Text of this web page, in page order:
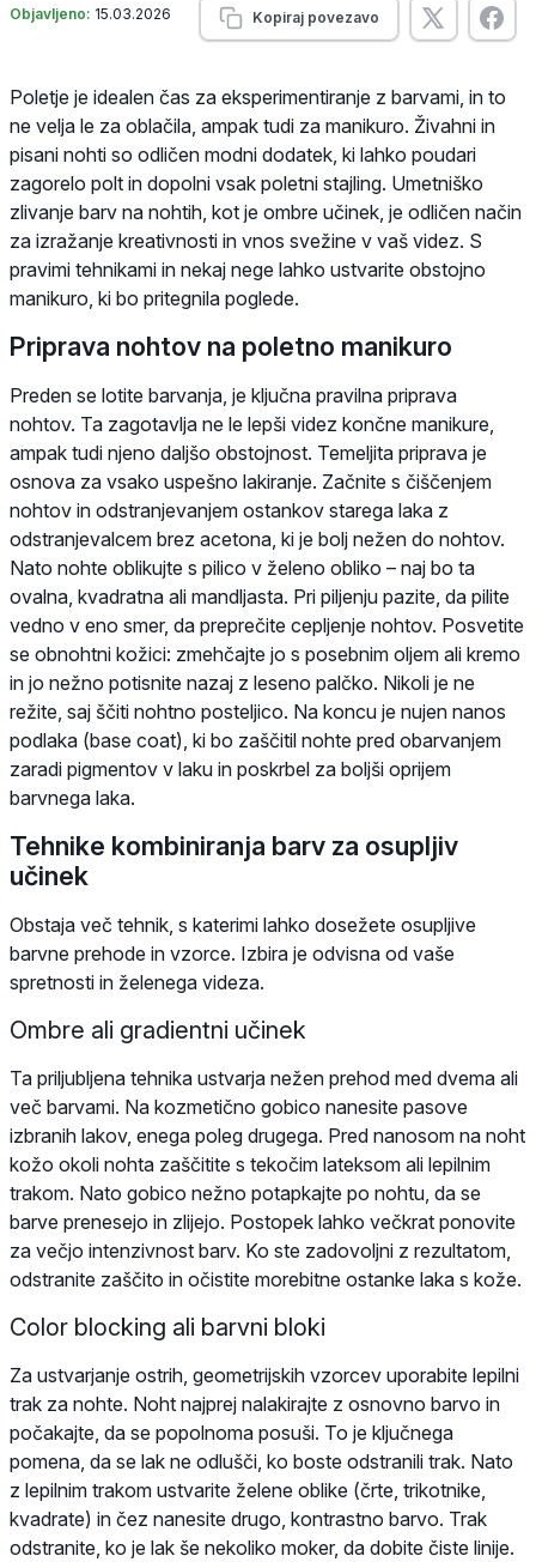
Objavljeno: 15.03.2026 Kopiraj povezavo
Poletje je idealen čas za eksperimentiranje z barvami, in to
ne velja le za oblačila, ampak tudi za manikuro. Živahni in
pisani nohti so odličen modni dodatek, ki lahko poudari
zagorelo polt in dopolni vsak poletni stajling. Umetniško
zlivanje barv na nohtih, kot je ombre učinek, je odličen način
za izražanje kreativnosti in vnos svežine v vaš videz. S
pravimi tehnikami in nekaj nege lahko ustvarite obstojno
manikuro, ki bo pritegnila poglede.
Priprava nohtov na poletno manikuro
Preden se lotite barvanja, je ključna pravilna priprava
nohtov. Ta zagotavlja ne le lepši videz končne manikure,
ampak tudi njeno daljšo obstojnost. Temeljita priprava je
osnova za vsako uspešno lakiranje. Začnite s čiščenjem
nohtov in odstranjevanjem ostankov starega laka z
odstranjevalcem brez acetona, ki je bolj nežen do nohtov.
Nato nohte oblikujte s pilico v želeno obliko – naj bo ta
ovalna, kvadratna ali mandljasta. Pri piljenju pazite, da pilite
vedno v eno smer, da preprečite cepljenje nohtov. Posvetite
se obnohtni kožici: zmehčajte jo s posebnim oljem ali kremo
in jo nežno potisnite nazaj z leseno palčko. Nikoli je ne
režite, saj ščiti nohtno posteljico. Na koncu je nujen nanos
podlaka (base coat), ki bo zaščitil nohte pred obarvanjem
zaradi pigmentov v laku in poskrbel za boljši oprijem
barvnega laka.
Tehnike kombiniranja barv za osupljiv
učinek
Obstaja več tehnik, s katerimi lahko dosežete osupljive
barvne prehode in vzorce. Izbira je odvisna od vaše
spretnosti in želenega videza.
Ombre ali gradientni učinek
Ta priljubljena tehnika ustvarja nežen prehod med dvema ali
več barvami. Na kozmetično gobico nanesite pasove
izbranih lakov, enega poleg drugega. Pred nanosom na noht
kožo okoli nohta zaščitite s tekočim lateksom ali lepilnim
trakom. Nato gobico nežno potapkajte po nohtu, da se
barve prenesejo in zlijejo. Postopek lahko večkrat ponovite
za večjo intenzivnost barv. Ko ste zadovoljni z rezultatom,
odstranite zaščito in očistite morebitne ostanke laka s kože.
Color blocking ali barvni bloki
Za ustvarjanje ostrih, geometrijskih vzorcev uporabite lepilni
trak za nohte. Noht najprej nalakirajte z osnovno barvo in
počakajte, da se popolnoma posuši. To je ključnega
pomena, da se lak ne odlušči, ko boste odstranili trak. Nato
z lepilnim trakom ustvarite želene oblike (črte, trikotnike,
kvadrate) in čez nanesite drugo, kontrastno barvo. Trak
odstranite, ko je lak še nekoliko moker, da dobite čiste linije.